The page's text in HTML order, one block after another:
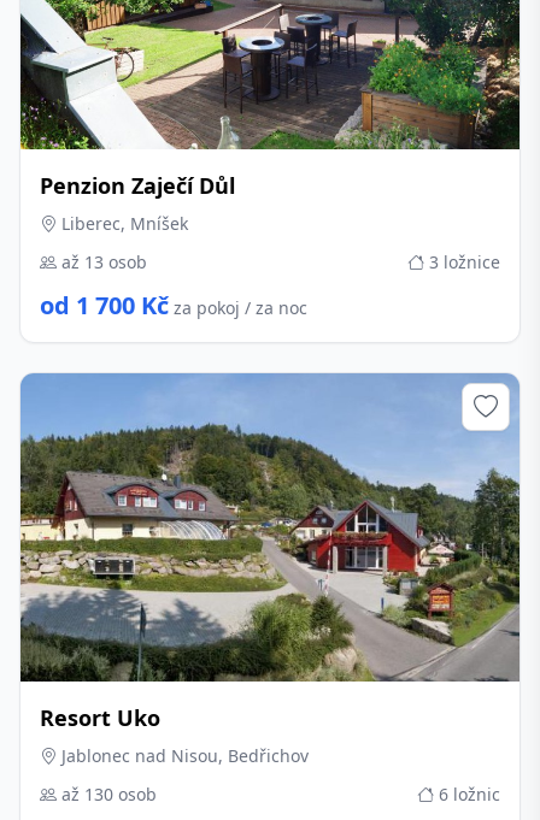
Penzion Zaječí Důl
Liberec, Mníšek
až 13 osob
3 ložnice
od 1 700 Kč za pokoj / za noc
Resort Uko
Jablonec nad Nisou, Bedřichov
až 130 osob
6 ložnic